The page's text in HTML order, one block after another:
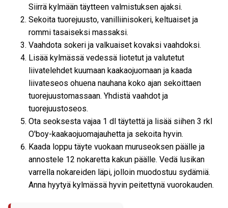
Siirrä kylmään täytteen valmistuksen ajaksi.
Sekoita tuorejuusto, vanilliinisokeri, keltuaiset ja
rommi tasaiseksi massaksi.
Vaahdota sokeri ja valkuaiset kovaksi vaahdoksi.
Lisää kylmässä vedessä liotetut ja valutetut
liivatelehdet kuumaan kaakaojuomaan ja kaada
liivateseos ohuena nauhana koko ajan sekoittaen
tuorejuustomassaan. Yhdistä vaahdot ja
tuorejuustoseos.
Ota seoksesta vajaa 1 dl täytettä ja lisää siihen 3 rkl
O'boy-kaakaojuomajauhetta ja sekoita hyvin.
Kaada loppu täyte vuokaan muruseoksen päälle ja
annostele 12 nokaretta kakun päälle. Vedä lusikan
varrella nokareiden läpi, jolloin muodostuu sydämiä.
Anna hyytyä kylmässä hyvin peitettynä vuorokauden.